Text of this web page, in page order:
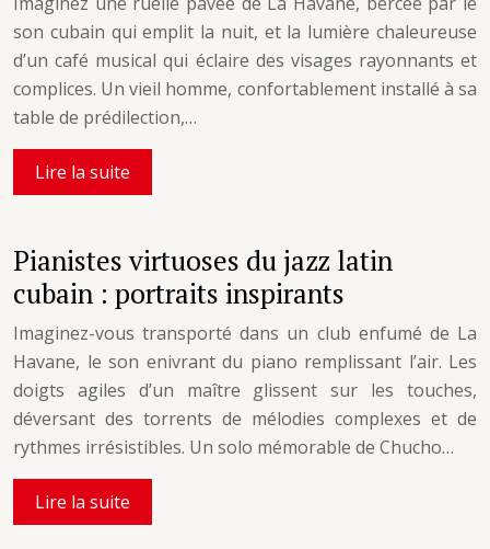
son cubain qui emplit la nuit, et la lumière chaleureuse
d’un café musical qui éclaire des visages rayonnants et
complices. Un vieil homme, confortablement installé à sa
table de prédilection,…
Lire la suite
Pianistes virtuoses du jazz latin
cubain : portraits inspirants
Imaginez-vous transporté dans un club enfumé de La
Havane, le son enivrant du piano remplissant l’air. Les
doigts agiles d’un maître glissent sur les touches,
déversant des torrents de mélodies complexes et de
rythmes irrésistibles. Un solo mémorable de Chucho…
Lire la suite